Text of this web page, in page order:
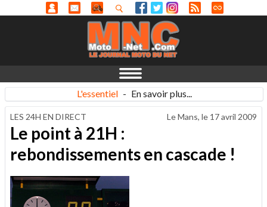
L'essentiel - En savoir plus...
LES 24H EN DIRECT Le Mans, le 17 avril 2009
Le point à 21H :
rebondissements en cascade !